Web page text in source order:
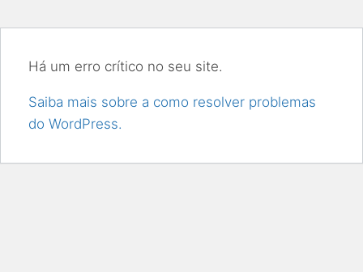
Há um erro crítico no seu site.
Saiba mais sobre a como resolver problemas
do WordPress.